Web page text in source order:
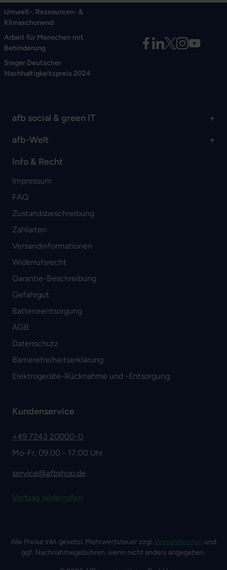
Umwelt-, Ressourcen- &
Klimaschonend
Arbeit für Menschen mit
Behinderung
Sieger Deutscher
Nachhaltigkeitspreis 2024
afb social & green IT
afb-Welt
Info & Recht
Impressum
FAQ
Zustandsbeschreibung
Zahlarten
Versandinformationen
Widerrufsrecht
Garantie-Beschreibung
Gefahrgut
Batterieentsorgung
AGB
Datenschutz
Barrierefreiheitserklärung
Elektrogeräte-Rücknahme und -Entsorgung
Kundenservice
+49 7243 20000-0
Mo-Fr, 09:00 - 17:00 Uhr
service@afbshop.de
Vertrag widerrufen
Alle Preise inkl. gesetzl. Mehrwertsteuer zzgl. Versandkosten und
ggf. Nachnahmegebühren, wenn nicht anders angegeben.